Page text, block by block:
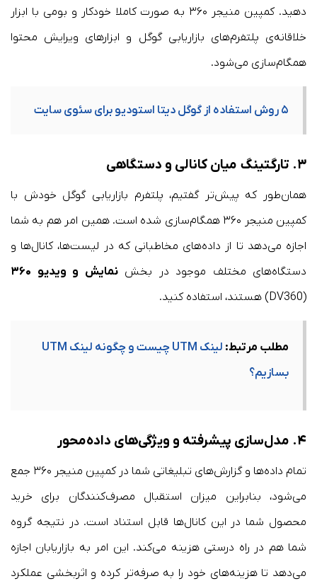
دهید. کمپین منیجر ۳۶۰ به صورت کاملا خودکار و بومی با ابزار
خلاقانه‌‌ی پلتفرم‌های بازاریابی گوگل و ابزارهای ویرایش محتوا
همگام‌سازی می‌شود.
۵ روش استفاده از گوگل دیتا استودیو برای سئوی سایت
۳. تارگتینگ میان کانالی و دستگاهی
همان‌طور که پیش‌تر گفتیم‌، پلتفرم بازاریابی گوگل خودش با
کمپین منیجر ۳۶۰ همگام‌سازی شده است. همین امر هم به شما
اجازه می‌دهد تا از داده‌های مخاطبانی که در لیست‌ها، کانال‌ها و
دستگاه‌های مختلف موجود در بخشنمایش و ویدیو ۳۶۰
(DV360) هستند، استفاده کنید.
مطلب مرتبط:
لینک UTM چیست و چگونه لینک UTM
بسازیم؟
۴. مدل‌سازی پیشرفته و ویژگی‌های داده‌محور
تمام داده‌ها و گزارش‌های تبلیغاتی شما در کمپین منیجر ۳۶۰ جمع
می‌شود، بنابراین میزان استقبال مصرف‌کنندگان برای خرید
محصول شما در این کانال‌ها قابل استناد است. در نتیجه گروه
شما هم در راه درستی هزینه می‌کند. این امر به بازاریابان اجازه
می‌دهد تا هزینه‌های خود را به صرفه‌تر کرده و اثربخشی عملکرد